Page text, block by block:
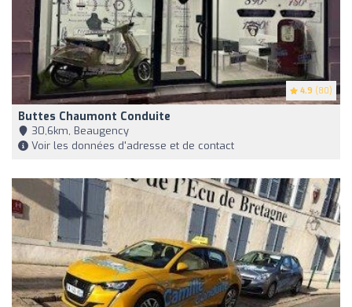
4.9 (80)
Buttes Chaumont Conduite
30,6km, Beaugency
Voir les données d'adresse et de contact